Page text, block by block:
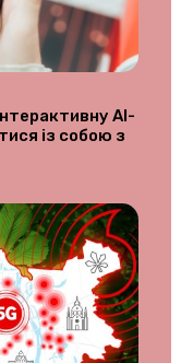
AI-
із собою з